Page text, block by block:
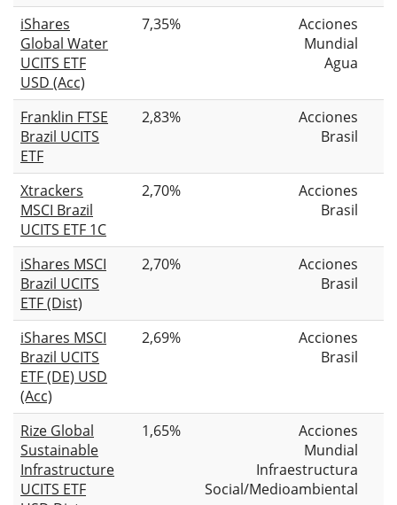
iShares
Global Water
UCITS ETF
USD (Acc)
7,35%
Acciones
Mundial
Agua
Franklin FTSE
Brazil UCITS
ETF
2,83%
Acciones
Brasil
Xtrackers
MSCI Brazil
UCITS ETF 1C
2,70%
Acciones
Brasil
iShares MSCI
Brazil UCITS
ETF (Dist)
2,70%
Acciones
Brasil
iShares MSCI
Brazil UCITS
ETF (DE) USD
(Acc)
2,69%
Acciones
Brasil
Rize Global
Sustainable
Infrastructure
UCITS ETF
1,65%
Acciones
Mundial
Infraestructura
Social/Medioambiental